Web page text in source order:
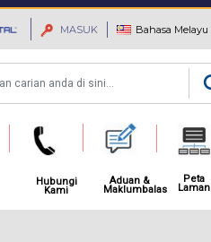
MASUK Bahasa Melayu
Hubungi
Kami
Aduan &
Maklumbalas
Peta
Laman